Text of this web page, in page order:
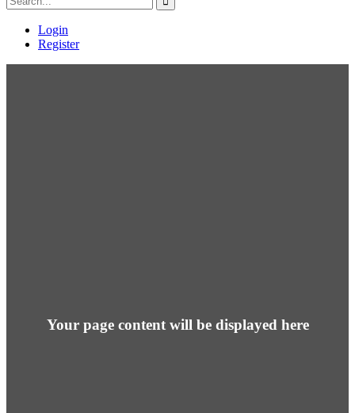
Login
Register
Your page content will be displayed here